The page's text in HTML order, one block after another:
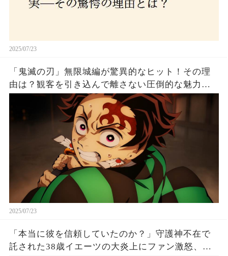
2025/07/23
「鬼滅の刃」無限城編が驚異的なヒット！その理
由は？観客を引き込んで離さない圧倒的な魅力と
2025/07/23
「本当に彼を信頼していたのか？」守護神不在で
託された38歳イエーツの大炎上にファン激怒、ド